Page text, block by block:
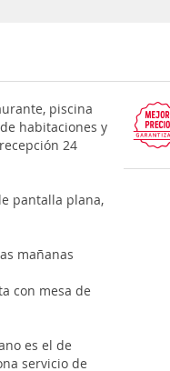
piscina
habitaciones y
24
pantalla plana,
mañanas
con mesa de
es el de
servicio de